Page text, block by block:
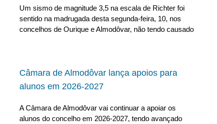
Um sismo de magnitude 3,5 na escala de Richter foi
sentido na madrugada desta segunda-feira, 10, nos
concelhos de Ourique e Almodôvar, não tendo causado
Câmara de Almodôvar lança apoios para
alunos em 2026-2027
A Câmara de Almodôvar vai continuar a apoiar os
alunos do concelho em 2026-2027, tendo avançado